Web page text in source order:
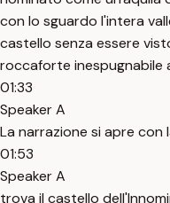
con lo sguardo l'intera
castello senza essere
roccaforte inespugnabile
01:33
Speaker A
La narrazione si apre con
01:53
Speaker A
trova il castello